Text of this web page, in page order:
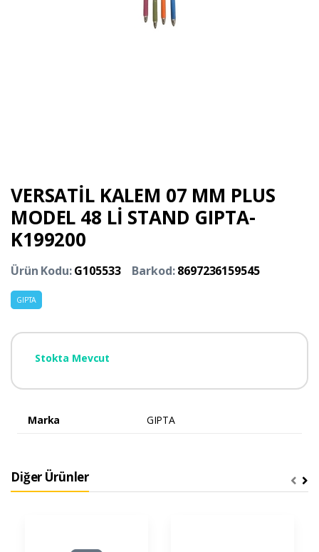
VERSATİL KALEM 07 MM PLUS
MODEL 48 Lİ STAND GIPTA-
K199200
Ürün Kodu:G105533 Barkod:8697236159545
GIPTA
Stokta Mevcut
Marka GIPTA
Diğer Ürünler